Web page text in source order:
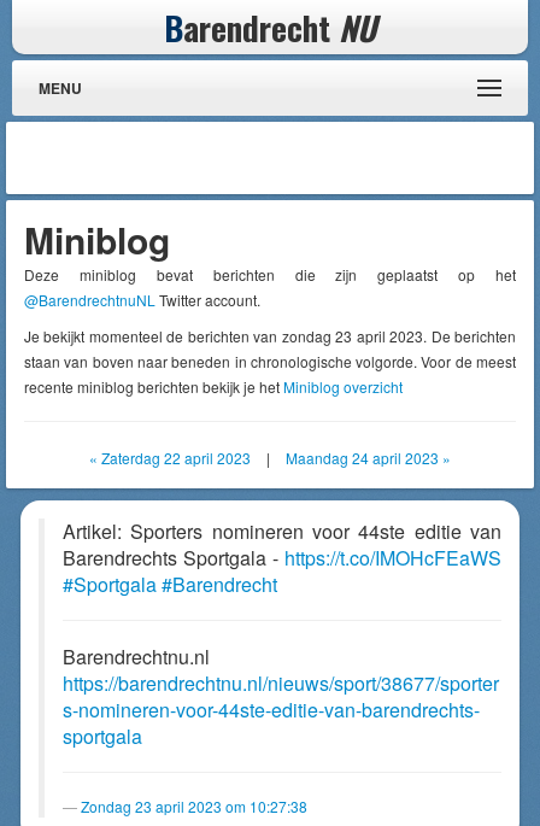
Barendrecht NU
MENU
Miniblog
Deze miniblog bevat berichten die zijn geplaatst op het
@BarendrechtnuNL Twitter account.
Je bekijkt momenteel de berichten van zondag 23 april 2023. De berichten
staan van boven naar beneden in chronologische volgorde. Voor de meest
recente miniblog berichten bekijk je hetMiniblog overzicht
« Zaterdag 22 april 2023 | Maandag 24 april 2023 »
Artikel: Sporters nomineren voor 44ste editie van
Barendrechts Sportgala - https://t.co/IMOHcFEaWS
#Sportgala#Barendrecht
Barendrechtnu.nl
https://barendrechtnu.nl/nieuws/sport/38677/sporter
s-nomineren-voor-44ste-editie-van-barendrechts-
sportgala
Zondag 23 april 2023 om 10:27:38